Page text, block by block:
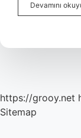
Devamını
https://grooy.net
Sitemap